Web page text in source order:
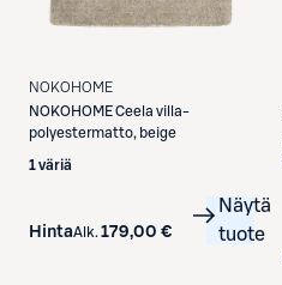
NOKOHOME
NOKOHOMECeela villa-
polyestermatto, beige
1 väriä
HintaAlk. 179,00 €
Näytä
tuote